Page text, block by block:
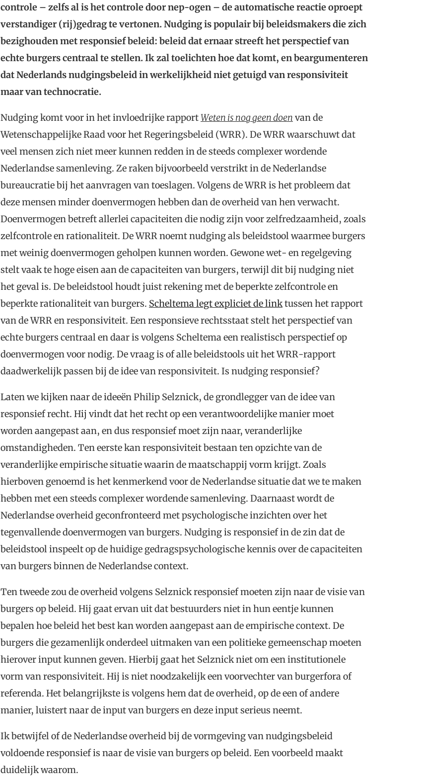
controle – zelfs al is het controle door nep-ogen – de automatische reactie oproept
verstandiger (rij)gedrag te vertonen. Nudging is populair bij beleidsmakers die zich
bezighouden met responsief beleid: beleid dat ernaar streeft het perspectief van
echte burgers centraal te stellen. Ik zal toelichten hoe dat komt, en beargumenteren
dat Nederlands nudgingsbeleid in werkelijkheid niet getuigd van responsiviteit
maar van technocratie.
Nudging komt voor in het invloedrijke rapportWeten is nog geen doen van de
Wetenschappelijke Raad voor het Regeringsbeleid (WRR). De WRR waarschuwt dat
veel mensen zich niet meer kunnen redden in de steeds complexer wordende
Nederlandse samenleving. Ze raken bijvoorbeeld verstrikt in de Nederlandse
bureaucratie bij het aanvragen van toeslagen. Volgens de WRR is het probleem dat
deze mensen minder doenvermogen hebben dan de overheid van hen verwacht.
Doenvermogen betreft allerlei capaciteiten die nodig zijn voor zelfredzaamheid, zoals
zelfcontrole en rationaliteit. De WRR noemt nudging als beleidstool waarmee burgers
met weinig doenvermogen geholpen kunnen worden. Gewone wet- en regelgeving
stelt vaak te hoge eisen aan de capaciteiten van burgers, terwijl dit bij nudging niet
het geval is. De beleidstool houdt juist rekening met de beperkte zelfcontrole en
beperkte rationaliteit van burgers. Scheltema legt expliciet de linktussen het rapport
van de WRR en responsiviteit. Een responsieve rechtsstaat stelt het perspectief van
echte burgers centraal en daar is volgens Scheltema een realistisch perspectief op
doenvermogen voor nodig. De vraag is of alle beleidstools uit het WRR-rapport
daadwerkelijk passen bij de idee van responsiviteit. Is nudging responsief?
Laten we kijken naar de ideeën Philip Selznick, de grondlegger van de idee van
responsief recht. Hij vindt dat het recht op een verantwoordelijke manier moet
worden aangepast aan, en dus responsief moet zijn naar, veranderlijke
omstandigheden. Ten eerste kan responsiviteit bestaan ten opzichte van de
veranderlijke empirische situatie waarin de maatschappij vorm krijgt. Zoals
hierboven genoemd is het kenmerkend voor de Nederlandse situatie dat we te maken
hebben met een steeds complexer wordende samenleving. Daarnaast wordt de
Nederlandse overheid geconfronteerd met psychologische inzichten over het
tegenvallende doenvermogen van burgers. Nudging is responsief in de zin dat de
beleidstool inspeelt op de huidige gedragspsychologische kennis over de capaciteiten
van burgers binnen de Nederlandse context.
Ten tweede zou de overheid volgens Selznick responsief moeten zijn naar de visie van
burgers op beleid. Hij gaat ervan uit dat bestuurders niet in hun eentje kunnen
bepalen hoe beleid het best kan worden aangepast aan de empirische context. De
burgers die gezamenlijk onderdeel uitmaken van een politieke gemeenschap moeten
hierover input kunnen geven. Hierbij gaat het Selznick niet om een institutionele
vorm van responsiviteit. Hij is niet noodzakelijk een voorvechter van burgerfora of
referenda. Het belangrijkste is volgens hem dat de overheid, op de een of andere
manier, luistert naar de input van burgers en deze input serieus neemt.
Ik betwijfel of de Nederlandse overheid bij de vormgeving van nudgingsbeleid
voldoende responsief is naar de visie van burgers op beleid. Een voorbeeld maakt
duidelijk waarom.